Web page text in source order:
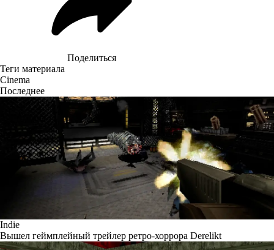
Поделиться
Теги материала
Cinema
Последнее
Indie
Вышел геймплейный трейлер ретро-хоррора Derelikt